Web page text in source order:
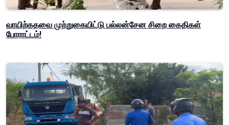
வாயிற்கதவை முற்றுகையிட்டு பல்லன்சேன சிறை கைதிகள்
போராட்டம்!